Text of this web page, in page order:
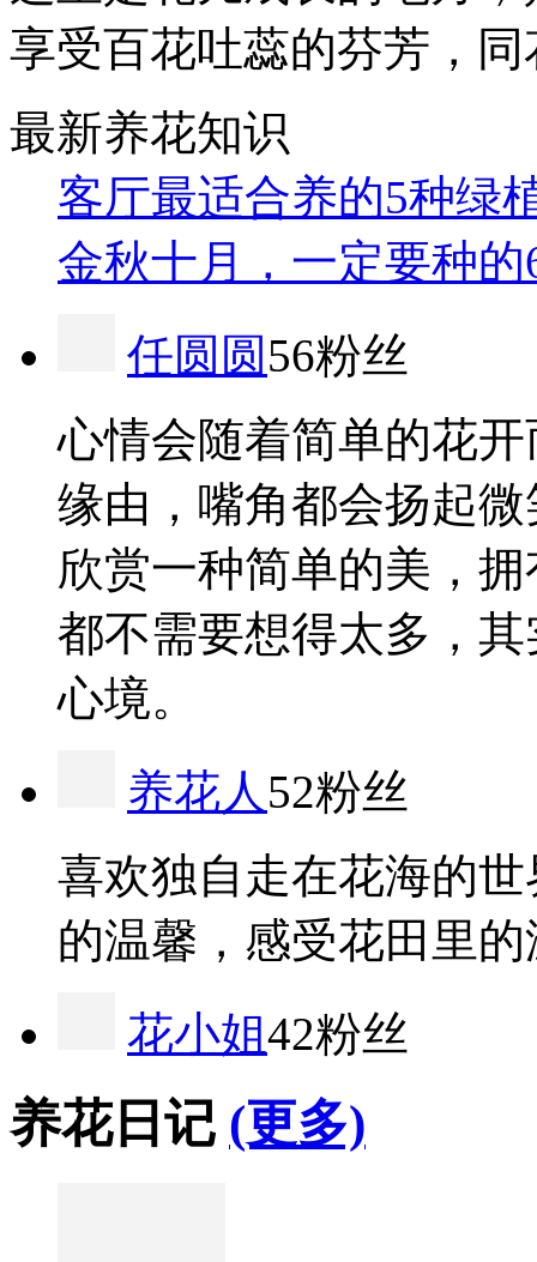
享受百花吐蕊的芬芳，
最新养花知识
客厅最适合养的5种绿
金秋十月，一定要种
任圆圆56粉丝
心情会随着简单的花
缘由，嘴角都会扬起
欣赏一种简单的美，
都不需要想得太多，
心境。
养花人 52粉丝
喜欢独自走在花海的
的温馨，感受花田里
花小姐42粉丝
养花日记 (更多)